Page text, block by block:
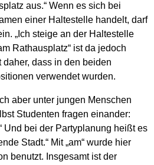
aus.“ Wenn es sich bei
einer Haltestelle handelt, darf
„Ich steige an der Haltestelle
Rathausplatz“ ist da jedoch
dass in den beiden
verwendet wurden.
aber unter jungen Menschen
Studenten fragen einander:
Und bei der Partyplanung heißt es
Stadt.“ Mit „am“ wurde hier
benutzt. Insgesamt ist der